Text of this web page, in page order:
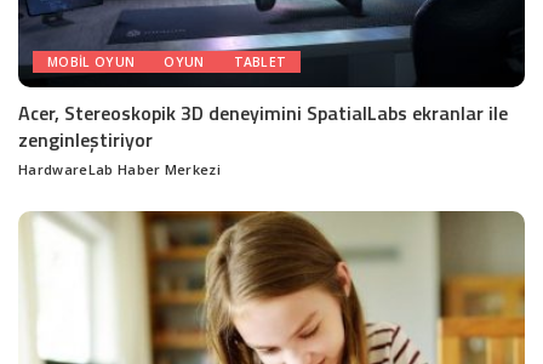
MOBIL OYUN OYUN TABLET
Acer, Stereoskopik 3D deneyimini SpatialLabs ekranlar ile
zenginleştiriyor
Posted
HardwareLab Haber Merkezi